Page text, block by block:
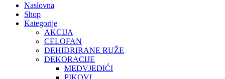
Naslovna
Shop
Kategorije
AKCIJA
CELOFAN
DEHIDRIRANE RUŽE
DEKORACIJE
MEDVJEDIĆI
PIKOVI